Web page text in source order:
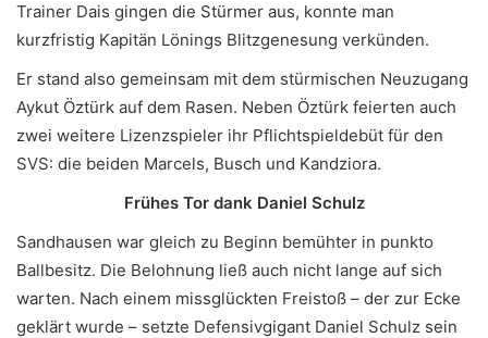
Trainer Dais gingen die Stürmer aus, konnte man
kurzfristig Kapitän Lönings Blitzgenesung verkünden.
Er stand also gemeinsam mit dem stürmischen Neuzugang
Aykut Öztürk auf dem Rasen. Neben Öztürk feierten auch
zwei weitere Lizenzspieler ihr Pflichtspieldebüt für den
SVS: die beiden Marcels, Busch und Kandziora.
Frühes Tor dank Daniel Schulz
Sandhausen war gleich zu Beginn bemühter in punkto
Ballbesitz. Die Belohnung ließ auch nicht lange auf sich
warten. Nach einem missglückten Freistoß – der zur Ecke
geklärt wurde – setzte Defensivgigant Daniel Schulz sein